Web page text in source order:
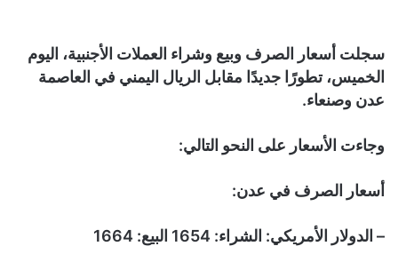
سجلت أسعار الصرف وبيع وشراء العملات الأجنبية، اليوم
الخميس، تطورًا جديدًا مقابل الريال اليمني في العاصمة
عدن وصنعاء.
وجاءت الأسعار على النحو التالي:
أسعار الصرف في عدن:
– الدولار الأمريكي: الشراء: 1654 البيع: 1664